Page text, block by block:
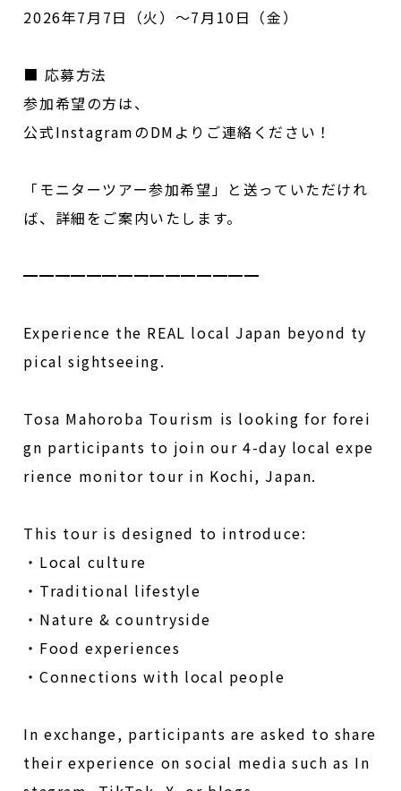
2026年7月 7日（火）〜7月 10日（金）
■ 応募方法
参加希望の方は、
公式InstagramのDM よりご連絡ください！
「モニターツアー参加希望」と送っていただけれ
ば、詳細をご案内いたします。
━━━━━━━━━━━━━━━
Experience the REAL local Japan beyond ty
pical sightseeing.
Tosa Mahoroba Tourism is looking for forei
gn participants to join our 4-day local expe
rience monitor tour in Kochi, Japan.
This tour is designed to introduce:
・ Local culture
・ Traditional lifestyle
・ Nature & countryside
・ Food experiences
・Connections with local people
In exchange, participants are asked to share
their experience on social media such as In